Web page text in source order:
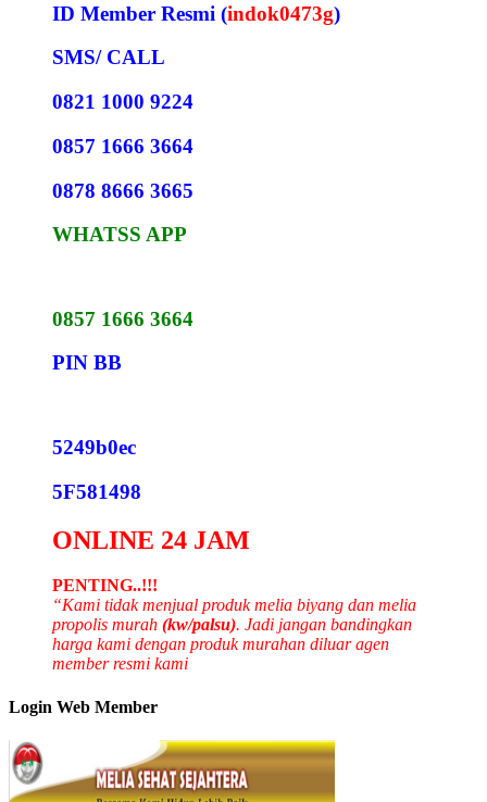
ID Member Resmi (indok0473g)
SMS/ CALL
0821 1000 9224
0857 1666 3664
0878 8666 3665
WHATSS APP
0857 1666 3664
PIN BB
5249b0ec
5F581498
ONLINE 24 JAM
PENTING..!!!
“Kami tidak menjual produk melia biyang dan melia
propolis murah (kw/palsu). Jadi jangan bandingkan
harga kami dengan produk murahan diluar agen
member resmi kami
Login Web Member